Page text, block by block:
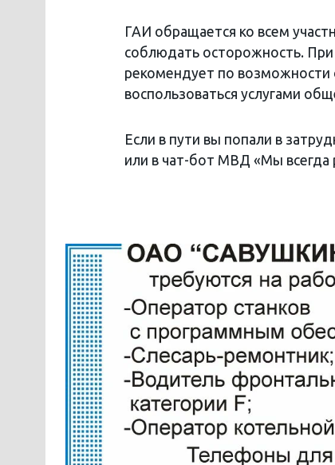
ГАИ обращается ко всем
соблюдать осторожность.
рекомендует по возможности
воспользоваться услугами
Если в пути вы попали в
или в чат-бот МВД «Мы